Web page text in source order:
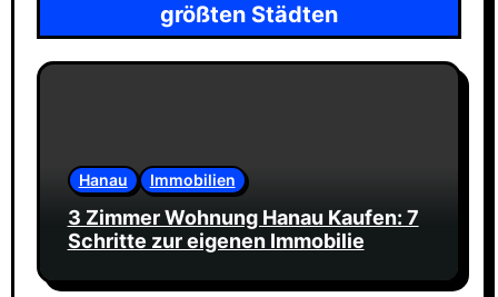
größten Städten
Hanau Immobilien
3 Zimmer Wohnung Hanau Kaufen: 7
Schritte zur eigenen Immobilie